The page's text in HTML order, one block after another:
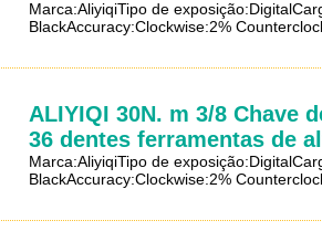
Marca:AliyiqiTipo de
BlackAccuracy:Clockwise:2%
ALIYIQI 30N. m 3/8 Chave
36 dentes ferramentas de
Marca:AliyiqiTipo de
BlackAccuracy:Clockwise:2%